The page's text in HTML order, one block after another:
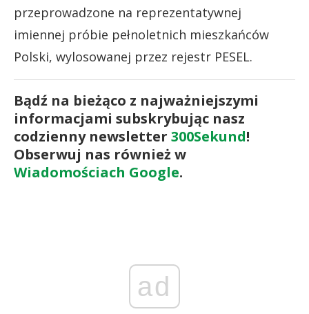
przeprowadzone na reprezentatywnej
imiennej próbie pełnoletnich mieszkańców
Polski, wylosowanej przez rejestr PESEL.
Bądź na bieżąco z najważniejszymi
informacjami subskrybując nasz
codzienny newsletter 300Sekund!
Obserwuj nas również w
Wiadomościach Google.
ad